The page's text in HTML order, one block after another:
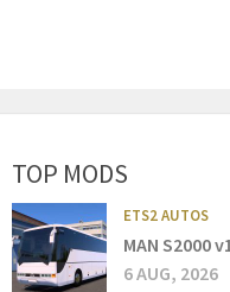
TOP MODS
ETS2 AUTOS
MAN S2000
6 AUG, 2026